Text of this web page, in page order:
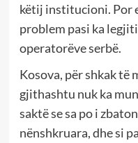
këtij institucioni. Por
problem pasi ka
operatorëve serbë.
Kosova, për shkak të
gjithashtu nuk ka
saktë se sa po i
nënshkruara, dhe si